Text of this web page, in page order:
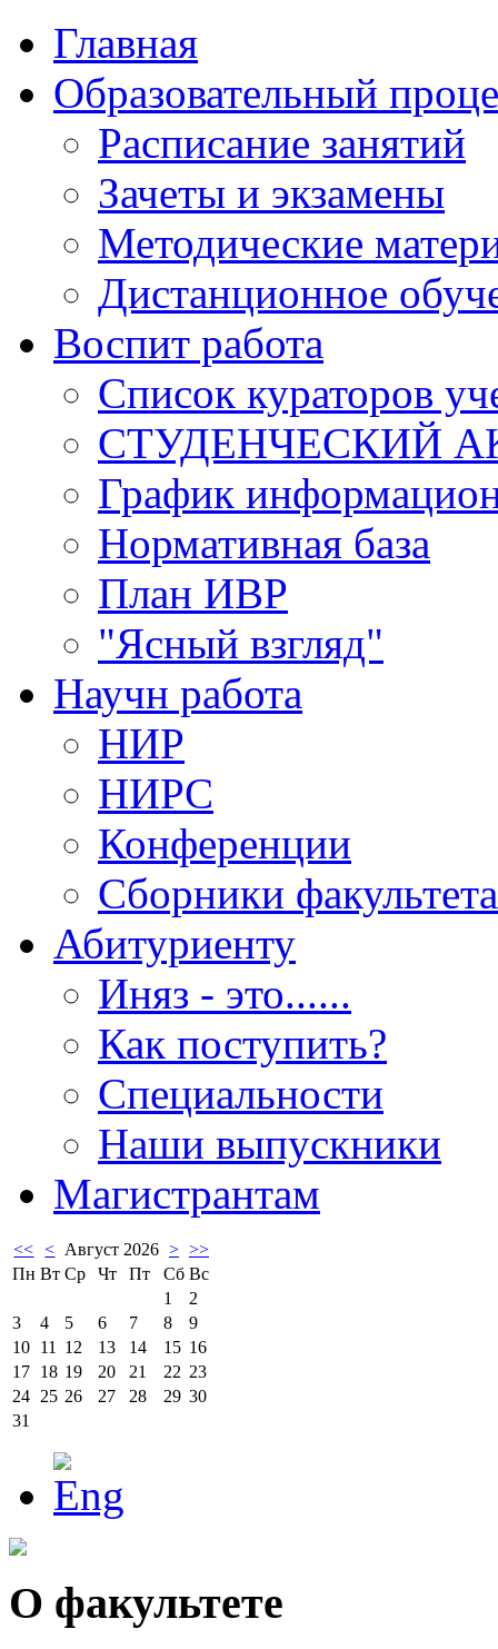
Главная
Образовательный
Расписание занятий
Зачеты и экзамены
Методические
Дистанционное
Воспит работа
Список кураторов
СТУДЕНЧЕСКИЙ
График
Нормативная база
План ИВР
"Ясный взгляд"
Научн работа
НИР
НИРС
Конференции
Сборники факультета
Абитуриенту
Иняз - это......
Как поступить?
Специальности
Наши выпускники
Магистрантам
<< < Август 2026 > >>
Пн Вт Ср Чт Пт Сб Вс
1
2
3
4 5 6 7 8
9
10 11 12 13 14 15 16
17 18 19 20 21 22 23
24 25 26 27 28 29 30
31
О факультете